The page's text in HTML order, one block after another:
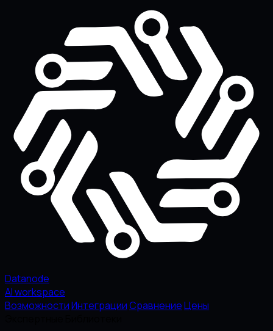
Datanode
AI workspace
ВозможностиИнтеграцииСравнениеЦены